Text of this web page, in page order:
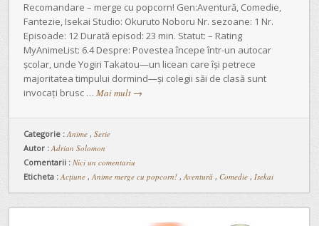
Recomandare – merge cu popcorn! Gen:Aventură, Comedie,
Fantezie, Isekai Studio: Okuruto Noboru Nr. sezoane: 1 Nr.
Episoade: 12 Durată episod: 23 min. Statut: – Rating
MyAnimeList: 6.4 Despre: Povestea începe într-un autocar
școlar, unde Yogiri Takatou—un licean care își petrece
majoritatea timpului dormind—și colegii săi de clasă sunt
invocați brusc … Mai mult →
Categorie :Anime , Serie
Autor : Adrian Solomon
Comentarii : Nici un comentariu
Eticheta : Acțiune ,Anime merge cu popcorn! ,Aventură , Comedie , Isekai